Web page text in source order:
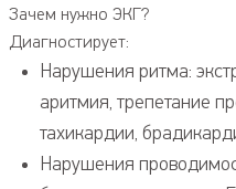
Зачем нужно ЭКГ?
Диагностирует:
Нарушения ритма:
аритмия, трепетание
тахикардии,
Нарушения